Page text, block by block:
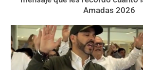
Amadas 2026